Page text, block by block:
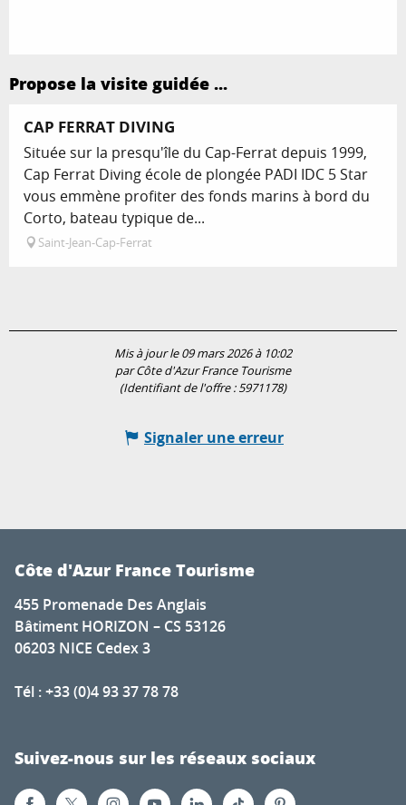
Propose la visite guidée ...
CAP FERRAT DIVING
Située sur la presqu'île du Cap-Ferrat depuis 1999,
Cap Ferrat Diving école de plongée PADI IDC 5 Star
vous emmène profiter des fonds marins à bord du
Corto, bateau typique de...
Saint-Jean-Cap-Ferrat
Mis à jour le 09 mars 2026 à 10:02
par Côte d'Azur France Tourisme
(Identifiant de l'offre :5971178)
Signaler une erreur
Côte d'Azur France Tourisme
455 Promenade Des Anglais
Bâtiment HORIZON – CS 53126
06203 NICE Cedex 3
Tél : +33 (0)4 93 37 78 78
Suivez-nous sur les réseaux sociaux